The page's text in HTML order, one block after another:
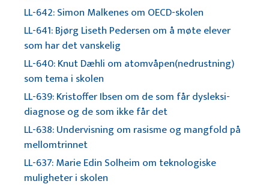
LL-642: Simon Malkenes om OECD-skolen
LL-641: Bjørg Liseth Pedersen om å møte elever
som har det vanskelig
LL-640: Knut Dæhli om atomvåpen(nedrustning)
som tema i skolen
LL-639: Kristoffer Ibsen om de som får dysleksi-
diagnose og de som ikke får det
LL-638: Undervisning om rasisme og mangfold på
mellomtrinnet
LL-637: Marie Edin Solheim om teknologiske
muligheter i skolen